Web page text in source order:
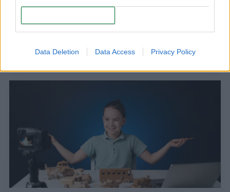
Data Deletion Data Access Privacy Policy
¿Tu hijo ya cumplió seis años? Una guía de su
desarrollo y crecimiento